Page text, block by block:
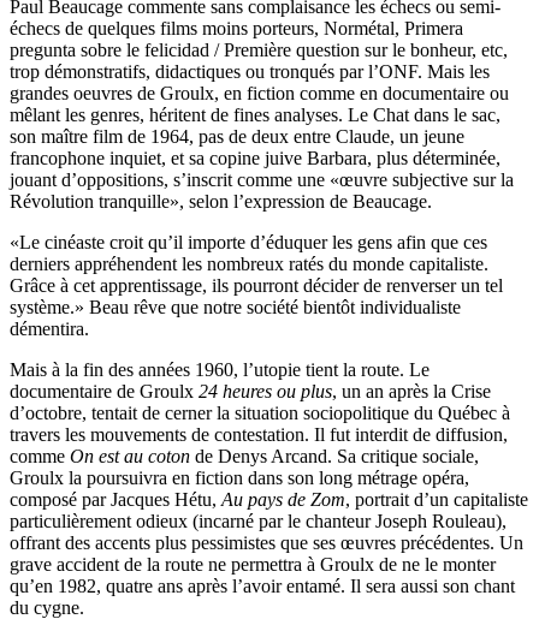
Paul Beaucage commente sans complaisance les échecs ou semi-
échecs de quelques films moins porteurs, Normétal, Primera
pregunta sobre le felicidad / Première question sur le bonheur, etc,
trop démonstratifs, didactiques ou tronqués par l’ONF. Mais les
grandes oeuvres de Groulx, en fiction comme en documentaire ou
mêlant les genres, héritent de fines analyses. Le Chat dans le sac,
son maître film de 1964, pas de deux entre Claude, un jeune
francophone inquiet, et sa copine juive Barbara, plus déterminée,
jouant d’oppositions, s’inscrit comme une «œuvre subjective sur la
Révolution tranquille», selon l’expression de Beaucage.
«Le cinéaste croit qu’il importe d’éduquer les gens afin que ces
derniers appréhendent les nombreux ratés du monde capitaliste.
Grâce à cet apprentissage, ils pourront décider de renverser un tel
système.» Beau rêve que notre société bientôt individualiste
démentira.
Mais à la fin des années 1960, l’utopie tient la route. Le
documentaire de Groulx 24 heures ou plus, un an après la Crise
d’octobre, tentait de cerner la situation sociopolitique du Québec à
travers les mouvements de contestation. Il fut interdit de diffusion,
comme On est au coton de Denys Arcand. Sa critique sociale,
Groulx la poursuivra en fiction dans son long métrage opéra,
composé par Jacques Hétu, Au pays de Zom, portrait d’un capitaliste
particulièrement odieux (incarné par le chanteur Joseph Rouleau),
offrant des accents plus pessimistes que ses œuvres précédentes. Un
grave accident de la route ne permettra à Groulx de ne le monter
qu’en 1982, quatre ans après l’avoir entamé. Il sera aussi son chant
du cygne.